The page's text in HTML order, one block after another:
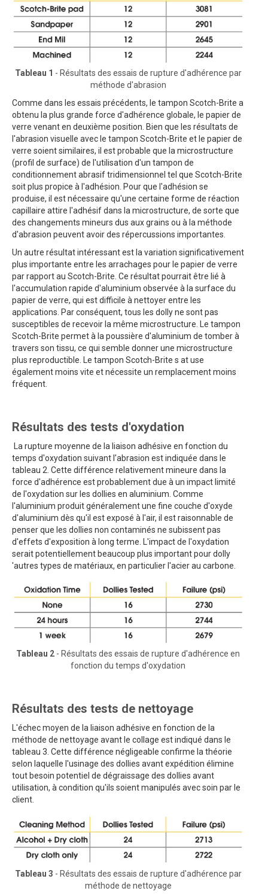
Tableau 1 - Résultats des essais de rupture d'adhérence par
méthode d'abrasion
Comme dans les essais précédents, le tampon Scotch-Brite a
obtenu la plus grande force d'adhérence globale, le papier de
verre venant en deuxième position. Bien que les résultats de
l'abrasion visuelle avec le tampon Scotch-Brite et le papier de
verre soient similaires, il est probable que la microstructure
(profil de surface) de l'utilisation d'un tampon de
conditionnement abrasif tridimensionnel tel que Scotch-Brite
soit plus propice à l'adhésion. Pour que l'adhésion se
produise, il est nécessaire qu'une certaine forme de réaction
capillaire attire l'adhésif dans la microstructure, de sorte que
des changements mineurs dus aux grains ou à la méthode
d'abrasion peuvent avoir des répercussions importantes.
Un autre résultat intéressant est la variation significativement
plus importante entre les arrachages pour le papier de verre
par rapport au Scotch-Brite. Ce résultat pourrait être lié à
l'accumulation rapide d'aluminium observée à la surface du
papier de verre, qui est difficile à nettoyer entre les
applications. Par conséquent, tous les dolly ne sont pas
susceptibles de recevoir la même microstructure. Le tampon
Scotch-Brite permet à la poussière d'aluminium de tomber à
travers son tissu, ce qui semble donner une microstructure
plus reproductible. Le tampon Scotch-Brite s at use
également moins vite et nécessite un remplacement moins
fréquent.
Résultats des tests d'oxydation
La rupture moyenne de la liaison adhésive en fonction du
temps d'oxydation suivant l'abrasion est indiquée dans le
tableau 2. Cette différence relativement mineure dans la
force d'adhérence est probablement due à un impact limité
de l'oxydation sur les dollies en aluminium. Comme
l'aluminium produit généralement une fine couche d'oxyde
d'aluminium dès qu'il est exposé à l'air, il est raisonnable de
penser que les dollies non contaminés ne subissent pas
d'effets d'exposition à long terme. L'impact de l'oxydation
serait potentiellement beaucoup plus important pour dolly
'autres types de matériaux, en particulier l'acier au carbone.
Tableau 2 - Résultats des essais de rupture d'adhérence en
fonction du temps d'oxydation
Résultats des tests de nettoyage
L'échec moyen de la liaison adhésive en fonction de la
méthode de nettoyage avant le collage est indiqué dans le
tableau 3. Cette différence négligeable confirme la théorie
selon laquelle l'usinage des dollies avant expédition élimine
tout besoin potentiel de dégraissage des dollies avant
utilisation, à condition qu'ils soient manipulés avec soin par le
client.
Tableau 3 - Résultats des essais de rupture d'adhérence par
méthode de nettoyage